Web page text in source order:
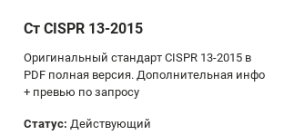
Ст CISPR 13-2015
Оригинальный стандарт CISPR 13-2015 в
PDF полная версия. Дополнительная инфо
+ превью по запросу
Статус: Действующий